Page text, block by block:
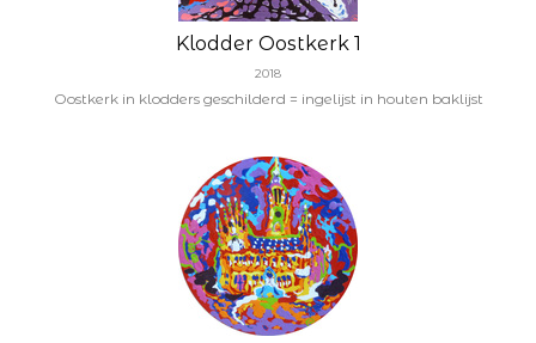
Klodder Oostkerk 1
2018
Oostkerk in klodders geschilderd = ingelijst in houten baklijst